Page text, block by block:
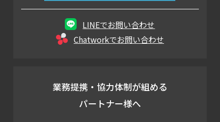
LINEでお問い合わせ
Chatworkでお問い合わせ
業務提携・協力体制が組める
パートナー様へ